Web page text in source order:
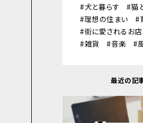
犬と暮らす
猫
理想の住まい
街に愛されるお店
雑貨
音楽
最近の記